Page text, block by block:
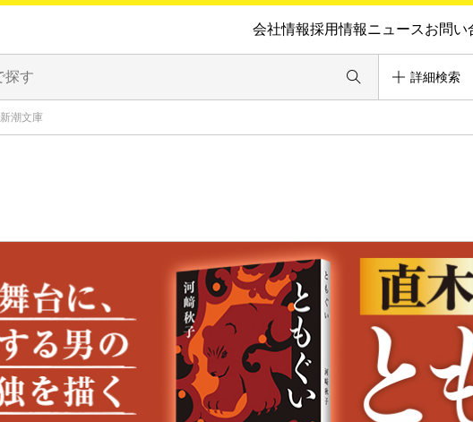
会社情報採用情報ニュースお問い
詳細検索
新潮文庫